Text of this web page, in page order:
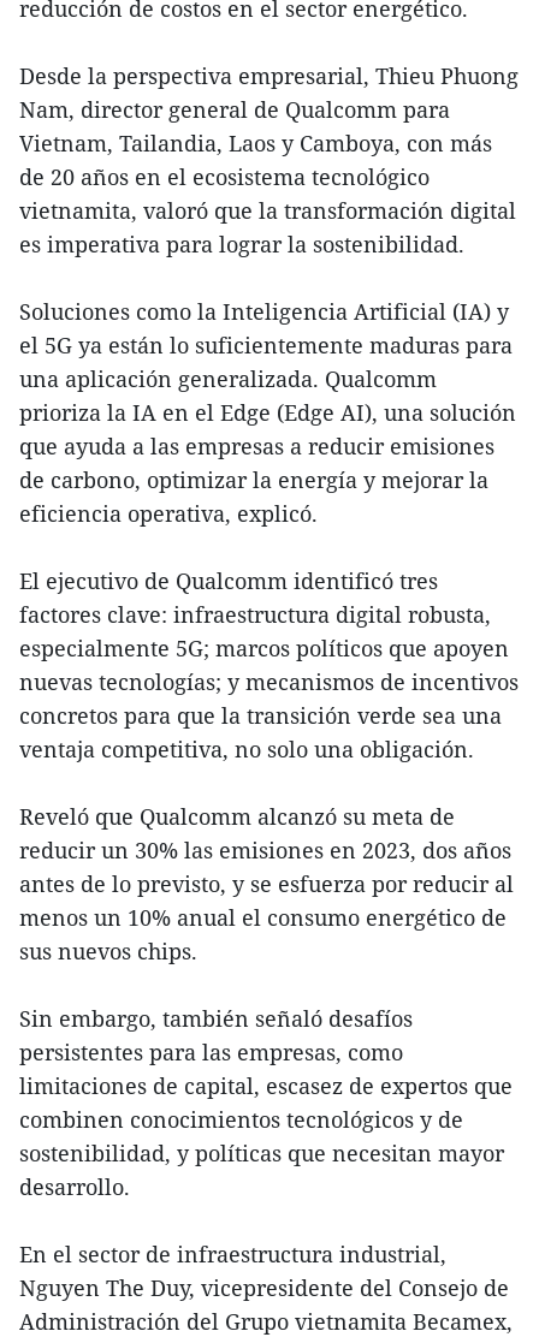
reducción de costos en el sector energético.
Desde la perspectiva empresarial, Thieu Phuong
Nam, director general de Qualcomm para
Vietnam, Tailandia, Laos y Camboya, con más
de 20 años en el ecosistema tecnológico
vietnamita, valoró que la transformación digital
es imperativa para lograr la sostenibilidad.
Soluciones como la Inteligencia Artificial (IA) y
el 5G ya están lo suficientemente maduras para
una aplicación generalizada. Qualcomm
prioriza la IA en el Edge (Edge AI), una solución
que ayuda a las empresas a reducir emisiones
de carbono, optimizar la energía y mejorar la
eficiencia operativa, explicó.
El ejecutivo de Qualcomm identificó tres
factores clave: infraestructura digital robusta,
especialmente 5G; marcos políticos que apoyen
nuevas tecnologías; y mecanismos de incentivos
concretos para que la transición verde sea una
ventaja competitiva, no solo una obligación.
Reveló que Qualcomm alcanzó su meta de
reducir un 30% las emisiones en 2023, dos años
antes de lo previsto, y se esfuerza por reducir al
menos un 10% anual el consumo energético de
sus nuevos chips.
Sin embargo, también señaló desafíos
persistentes para las empresas, como
limitaciones de capital, escasez de expertos que
combinen conocimientos tecnológicos y de
sostenibilidad, y políticas que necesitan mayor
desarrollo.
En el sector de infraestructura industrial,
Nguyen The Duy, vicepresidente del Consejo de
Administración del Grupo vietnamita Becamex,